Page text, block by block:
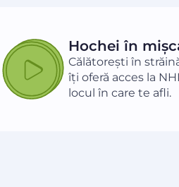
Hochei în
Călătorești în
îți oferă acces la
locul în care te afli.